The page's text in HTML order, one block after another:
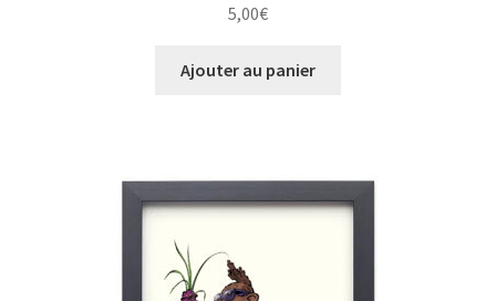
5,00€
Ajouter au panier